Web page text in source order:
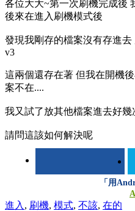
各位大大~第一次刷機完成後
後來在進入刷機模式後
發現我剛存的檔案沒有存進去
v3
這兩個還存在著 但我在開機
案不在....
我又試了放其他檔案進去好
請問這該如何解決呢
「用
進入 , 刷機, 模式, 不該, 在的